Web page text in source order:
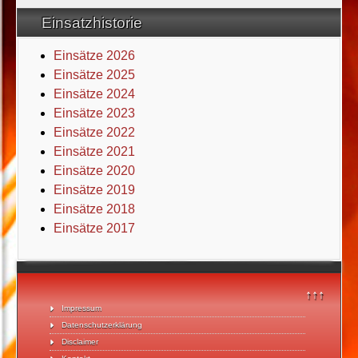
↑↑↑
Impressum
Datenschutzerklärung
Disclaimer
Einsatzhistorie
Einsätze 2026
Einsätze 2025
Einsätze 2024
Einsätze 2023
Einsätze 2022
Einsätze 2021
Einsätze 2020
Einsätze 2019
Einsätze 2018
Einsätze 2017